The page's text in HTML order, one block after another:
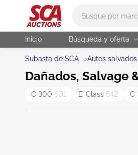
Inicio Búsqueda y oferta
Subasta de SCA >Autos salvados
Dañados, Salvage
C 300 601 E-Class 542